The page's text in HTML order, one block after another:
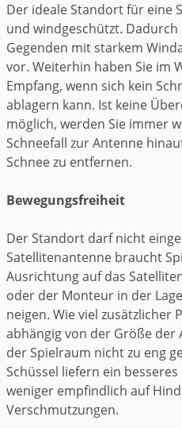
Der ideale Standort für eine
und windgeschützt.
Gegenden mit starkem
vor. Weiterhin haben Sie im
Empfang, wenn sich kein
ablagern kann. Ist keine
möglich, werden Sie immer
Schneefall zur Antenne
Schnee zu entfernen.
Bewegungsfreiheit
Der Standort darf nicht
Satellitenantenne braucht
Ausrichtung auf das
oder der Monteur in der
neigen. Wie viel zusätzlicher
abhängig von der Größe der
der Spielraum nicht zu eng
Schüssel liefern ein
weniger empfindlich auf
Verschmutzungen.